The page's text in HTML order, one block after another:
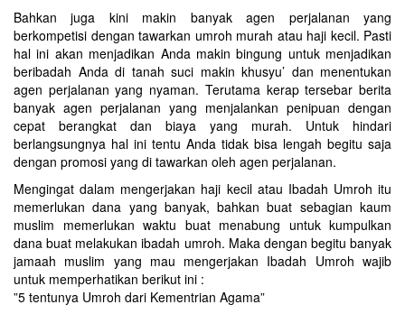
Bahkan juga kini makin banyak agen perjalanan yang
berkompetisi dengan tawarkan umroh murah atau haji kecil. Pasti
hal ini akan menjadikan Anda makin bingung untuk menjadikan
beribadah Anda di tanah suci makin khusyu’ dan menentukan
agen perjalanan yang nyaman. Terutama kerap tersebar berita
banyak agen perjalanan yang menjalankan penipuan dengan
cepat berangkat dan biaya yang murah. Untuk hindari
berlangsungnya hal ini tentu Anda tidak bisa lengah begitu saja
dengan promosi yang di tawarkan oleh agen perjalanan.
Mengingat dalam mengerjakan haji kecil atau Ibadah Umroh itu
memerlukan dana yang banyak, bahkan buat sebagian kaum
muslim memerlukan waktu buat menabung untuk kumpulkan
dana buat melakukan ibadah umroh. Maka dengan begitu banyak
jamaah muslim yang mau mengerjakan Ibadah Umroh wajib
untuk memperhatikan berikut ini :
”5 tentunya Umroh dari Kementrian Agama”